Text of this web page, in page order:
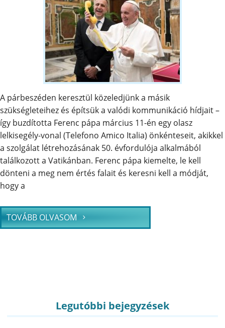
A párbeszéden keresztül közeledjünk a másik
szükségleteihez és építsük a valódi kommunikáció hídjait –
így buzdította Ferenc pápa március 11-én egy olasz
lelkisegély-vonal (Telefono Amico Italia) önkénteseit, akikkel
a szolgálat létrehozásának 50. évfordulója alkalmából
találkozott a Vatikánban. Ferenc pápa kiemelte, le kell
dönteni a meg nem értés falait és keresni kell a módját,
hogy a
TOVÁBB OLVASOM
Legutóbbi bejegyzések